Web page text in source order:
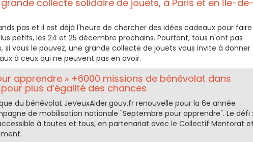
grande collecte solidaire de jouets, à Paris et en Île-
pas et il est déjà l'heure de chercher des idées cadeaux pour faire
petits, les 24 et 25 décembre prochains. Pourtant, tous n'ont pas
si vous le pouvez, une grande collecte de jouets vous invite à donner
à ceux qui ne peuvent pas en avoir.
apprendre » +6000 missions de bénévolat dans
plus d’égalité des chances
du bénévolat JeVeuxAider.gouv.fr renouvelle pour la 6e année
de mobilisation nationale "Septembre pour apprendre". Le défi :
à toutes et tous, en partenariat avec le Collectif Mentorat